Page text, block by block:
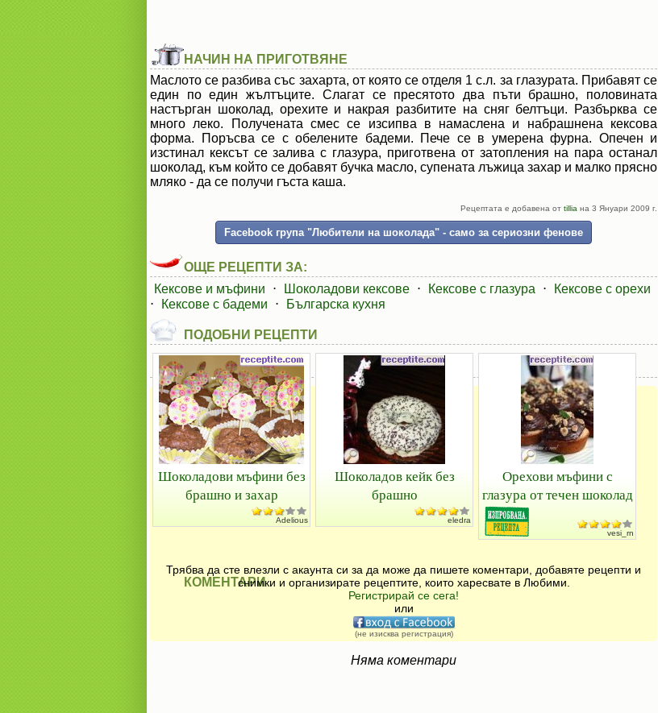
НАЧИН НА ПРИГОТВЯНЕ
Маслото се разбива със захарта, от която се отделя 1 с.л. за глазурата. Прибавят се
един по един жълтъците. Слагат се пресятото два пъти брашно, половината
настърган шоколад, орехите и накрая разбитите на сняг белтъци. Разбърква се
много леко. Получената смес се изсипва в намаслена и набрашнена кексова
форма. Поръсва се с обелените бадеми. Пече се в умерена фурна. Опечен и
изстинал кексът се залива с глазура, приготвена от затопления на пара останал
шоколад, към който се добавят бучка масло, супената лъжица захар и малко прясно
мляко - да се получи гъста каша.
Рецептата е добавена от tillia на 3 Януари 2009 г.
Facebook група "Любители на шоколада" - само за сериозни фенове
ОЩЕ РЕЦЕПТИ ЗА:
Кексове и мъфини
⋅ Шоколадови кексове ⋅ Кексове с глазура ⋅
Кексове с орехи
⋅
Кексове с бадеми ⋅ Българска кухня
ПОДОБНИ РЕЦЕПТИ
Шоколадови мъфини без
брашно и захар
Adelious
Шоколадов кейк без
брашно
eledra
Орехови мъфини с
глазура от течен шоколад
vesi_rn
КОМЕНТАРИ
Трябва да сте влезли с акаунта си за да може да пишете коментари, добавяте рецепти и
снимки и организирате рецептите, които харесвате в Любими.
Регистрирай се сега!
или
(не изисква регистрация)
Няма коментари